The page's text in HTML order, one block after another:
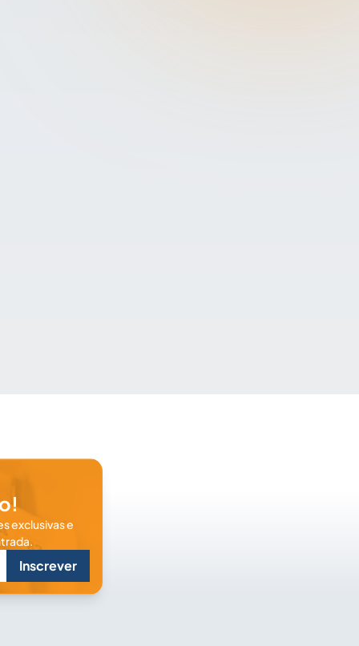
exclusivas e
Inscrever